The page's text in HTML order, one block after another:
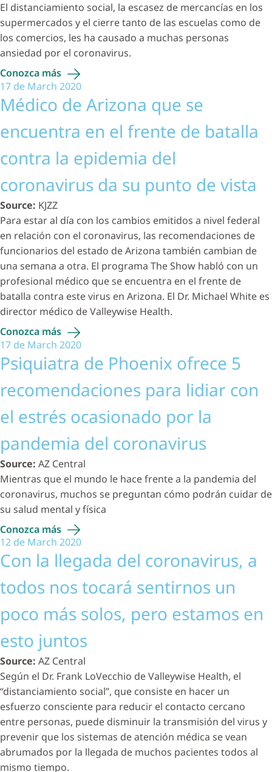
El distanciamiento social, la escasez de mercancías en los
supermercados y el cierre tanto de las escuelas como de
los comercios, les ha causado a muchas personas
ansiedad por el coronavirus.
Conozca más
17 de March 2020
Médico de Arizona que se
encuentra en el frente de batalla
contra la epidemia del
coronavirus da su punto de vista
Source: KJZZ
Para estar al día con los cambios emitidos a nivel federal
en relación con el coronavirus, las recomendaciones de
funcionarios del estado de Arizona también cambian de
una semana a otra. El programa The Show habló con un
profesional médico que se encuentra en el frente de
batalla contra este virus en Arizona. El Dr. Michael White es
director médico de Valleywise Health.
Conozca más
17 de March 2020
Psiquiatra de Phoenix ofrece 5
recomendaciones para lidiar con
el estrés ocasionado por la
pandemia del coronavirus
Source: AZ Central
Mientras que el mundo le hace frente a la pandemia del
coronavirus, muchos se preguntan cómo podrán cuidar de
su salud mental y física
Conozca más
12 de March 2020
Con la llegada del coronavirus, a
todos nos tocará sentirnos un
poco más solos, pero estamos en
esto juntos
Source: AZ Central
Según el Dr. Frank LoVecchio de Valleywise Health, el
“distanciamiento social”, que consiste en hacer un
esfuerzo consciente para reducir el contacto cercano
entre personas, puede disminuir la transmisión del virus y
prevenir que los sistemas de atención médica se vean
abrumados por la llegada de muchos pacientes todos al
mismo tiempo.